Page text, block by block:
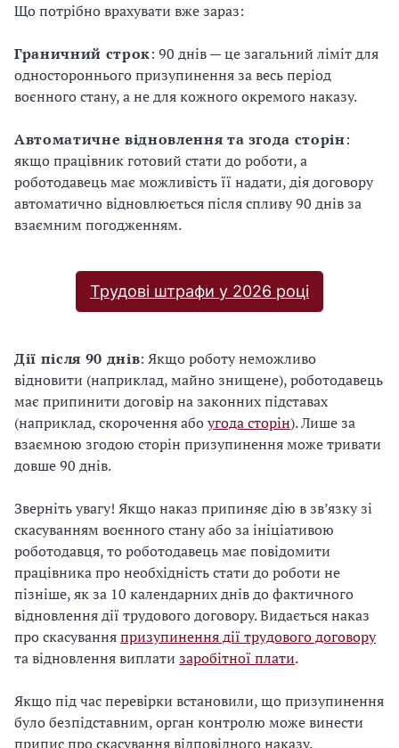
Що потрібно врахувати вже зараз:
Граничний строк: 90 днів — це загальний ліміт для
одностороннього призупинення за весь період
воєнного стану, а не для кожного окремого наказу.
Автоматичне відновлення та згода сторін:
якщо працівник готовий стати до роботи, а
роботодавець має можливість її надати, дія договору
автоматично відновлюється після спливу 90 днів за
взаємним погодженням.
Трудові штрафи у 2026 році
Дії після 90 днів: Якщо роботу неможливо
відновити (наприклад, майно знищене), роботодавець
має припинити договір на законних підставах
(наприклад, скорочення абоугода сторін). Лише за
взаємною згодою сторін призупинення може тривати
довше 90 днів.
Зверніть увагу! Якщо наказ припиняє дію в зв’язку зі
скасуванням воєнного стану або за ініціативою
роботодавця, то роботодавець має повідомити
працівника про необхідність стати до роботи не
пізніше, як за 10 календарних днів до фактичного
відновлення дії трудового договору. Видається наказ
про скасуванняпризупинення дії трудового договору
та відновлення виплати заробітної плати.
Якщо під час перевірки встановили, що призупинення
було безпідставним, орган контролю може винести
припис про скасування відповідного наказу.